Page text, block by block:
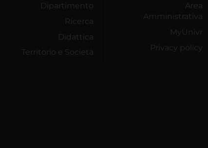
Dipartimento
Ricerca
Didattica
Territorio e Società
Area
Amministrativa
MyUnivr
Privacy policy